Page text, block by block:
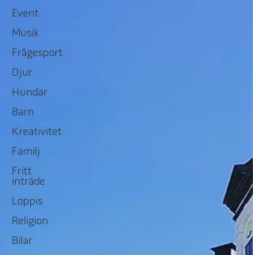
Event
Musik
Frågesport
Djur
Hundar
Barn
Kreativitet
Familj
Fritt
inträde
Loppis
Religion
Bilar